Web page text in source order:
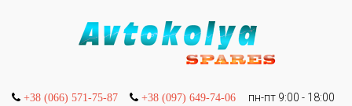
+38 (066) 571-75-87 +38 (097) 649-74-06
пн-пт 9:00 - 18:00